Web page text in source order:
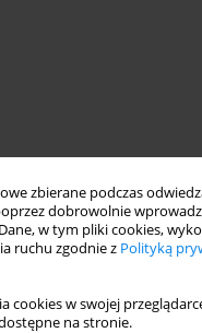
zbierane podczas
dobrowolnie
w tym pliki cookies,
ruchu zgodnie z Polityką
cookies w swojej
na stronie.
iron pipes